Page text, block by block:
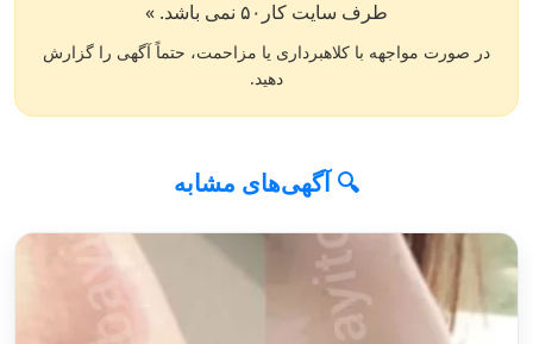
طرف سایت کار۵۰ نمی باشد. »
در صورت مواجهه با کلاهبرداری یا مزاحمت، حتماً آگهی را گزارش
دهید.
🔍 آگهی‌های مشابه